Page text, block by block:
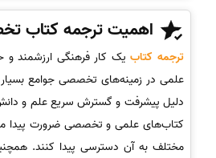
اهمیت ترجمهکتاب
ترجمه کتابیک کار فرهنگی ارزشمند و
علمی در زمینه‌های تخصصی جوامع بسیار
دلیل پیشرفت و گسترش سریع علم و
کتاب‌های علمی و تخصصی ضرورت پیدا
مختلف به آن دسترسی پیدا کنند.